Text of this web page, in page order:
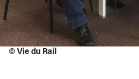
© Vie du Rail